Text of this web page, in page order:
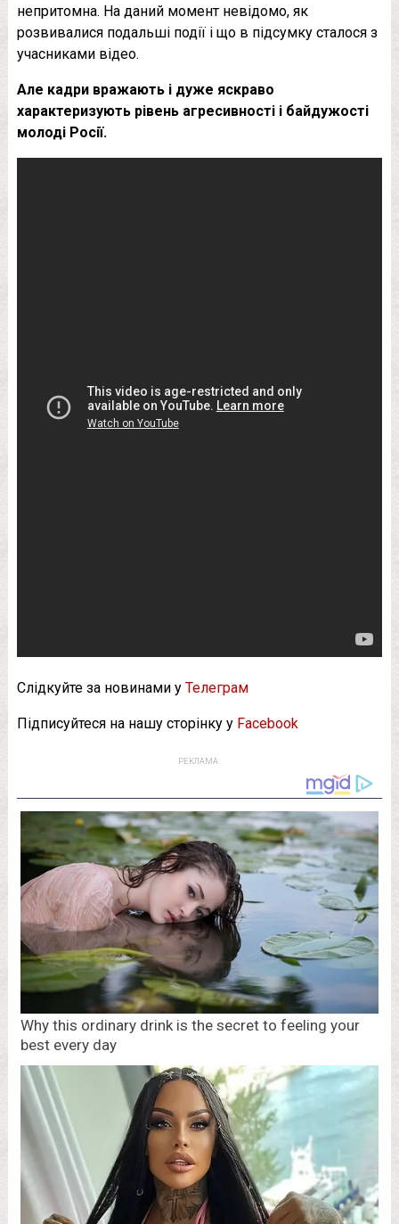
непритомна. На даний момент невідомо, як
розвивалися подальші події і що в підсумку сталося з
учасниками відео.
Але кадри вражають і дуже яскраво
характеризують рівень агресивності і байдужості
молоді Росії.
Слідкуйте за новинами у Телеграм
Підписуйтеся на нашу сторінку у Facebook
РЕКЛАМА: